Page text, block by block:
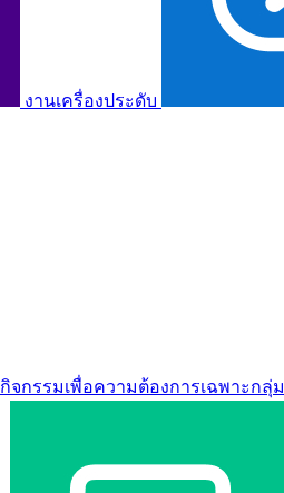
งานเครื่องประดับ
กิจกรรมเพื่อความต้องการเฉพาะกลุ่ม